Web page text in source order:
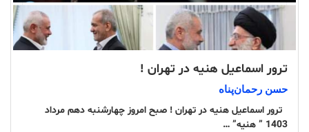
ترور اسماعیل هنیه در تهران !
حسن رحمان‌پناە
ترور اسماعیل هنیه در تهران ! صبح امروز چهارشنبه دهم مرداد
1403 ” هنیه” …